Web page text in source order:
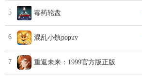
5 毒药轮盘
6 混乱小镇popuv
7 重返未来：1999官方版正版